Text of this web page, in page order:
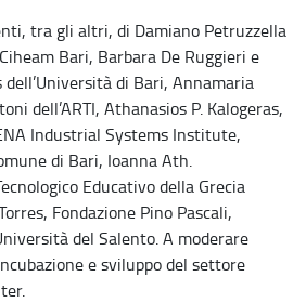
tra gli altri, di Damiano Petruzzella
Bari, Barbara De Ruggieri e
di Bari, Annamaria
dell’ARTI, Athanasios P. Kalogeras,
Industrial Systems Institute,
di Bari, Ioanna Ath.
Educativo della Grecia
Fondazione Pino Pascali,
del Salento. A moderare
e sviluppo del settore